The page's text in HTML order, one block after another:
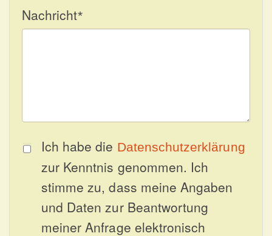
Nachricht*
Ich habe die Datenschutzerklärung
zur Kenntnis genommen. Ich
stimme zu, dass meine Angaben
und Daten zur Beantwortung
meiner Anfrage elektronisch